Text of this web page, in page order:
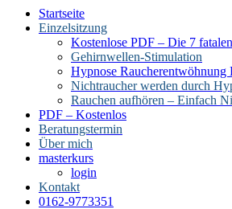
Startseite
Einzelsitzung
Kostenlose PDF – Die 7
Gehirnwellen-Stimulation
Hypnose Raucherentwöhnung
Nichtraucher werden durch
Rauchen aufhören – Einfach
PDF – Kostenlos
Beratungstermin
Über mich
masterkurs
login
Kontakt
0162-9773351